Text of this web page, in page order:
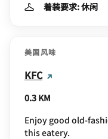
着装要求: 休闲
美国风味
KFC
0.3 KM
Enjoy good old-
this eatery.